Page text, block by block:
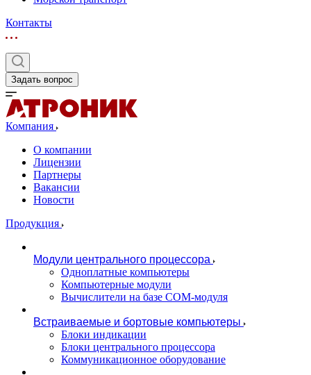
Контакты
Задать вопрос
Компания
О компании
Лицензии
Партнеры
Вакансии
Новости
Продукция
Модули центрального процессора
Одноплатные компьютеры
Компьютерные модули
Вычислители на базе COM-модуля
Встраиваемые и бортовые компьютеры
Блоки индикации
Блоки центрального процессора
Коммуникационное оборудование